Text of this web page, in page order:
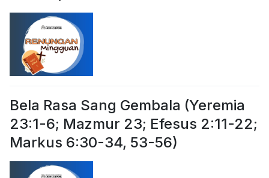
Bela Rasa Sang Gembala (Yeremia
23:1-6; Mazmur 23; Efesus 2:11-22;
Markus 6:30-34, 53-56)